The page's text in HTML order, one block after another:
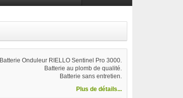
Batterie Onduleur RIELLO Sentinel Pro 3000.
Batterie au plomb de qualité.
Batterie sans entretien.
Plus de détails...